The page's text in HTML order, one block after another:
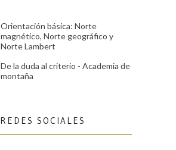
Orientación básica: Norte
magnético, Norte geográfico y
Norte Lambert
De la duda al criterio - Academia de
montaña
REDES SOCIALES